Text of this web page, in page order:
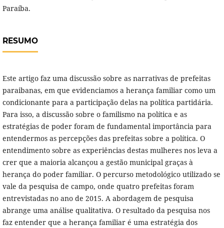
Paraíba.
RESUMO
Este artigo faz uma discussão sobre as narrativas de prefeitas
paraibanas, em que evidenciamos a herança familiar como um
condicionante para a participação delas na política partidária.
Para isso, a discussão sobre o familismo na política e as
estratégias de poder foram de fundamental importância para
entendermos as percepções das prefeitas sobre a política. O
entendimento sobre as experiências destas mulheres nos leva a
crer que a maioria alcançou a gestão municipal graças à
herança do poder familiar. O percurso metodológico utilizado se
vale da pesquisa de campo, onde quatro prefeitas foram
entrevistadas no ano de 2015. A abordagem de pesquisa
abrange uma análise qualitativa. O resultado da pesquisa nos
faz entender que a herança familiar é uma estratégia dos